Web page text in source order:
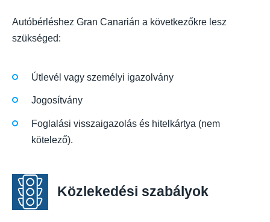
Autóbérléshez Gran Canarián a következőkre lesz
szükséged:
Útlevél vagy személyi igazolvány
Jogosítvány
Foglalási visszaigazolás és hitelkártya (nem
kötelező).
Közlekedési szabályok